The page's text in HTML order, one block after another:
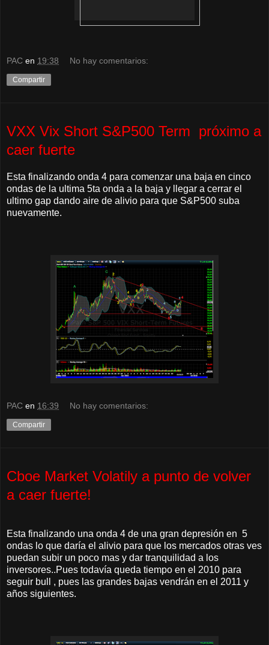
PAC en 19:38 No hay comentarios:
Compartir
VXX Vix Short S&P500 Term próximo a
caer fuerte
Esta finalizando onda 4 para comenzar una baja en cinco
ondas de la ultima 5ta onda a la baja y llegar a cerrar el
ultimo gap dando aire de alivio para que S&P500 suba
nuevamente.
PAC en 16:39 No hay comentarios:
Compartir
Cboe Market Volatily a punto de volver
a caer fuerte!
Esta finalizando una onda 4 de una gran depresión en 5
ondas lo que daría el alivio para que los mercados otras ves
puedan subir un poco mas y dar tranquilidad a los
inversores..Pues todavía queda tiempo en el 2010 para
seguir bull , pues las grandes bajas vendrán en el 2011 y
años siguientes.